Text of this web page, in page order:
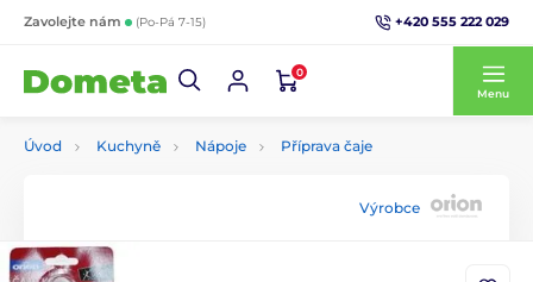
Zavolejte nám (Po-Pá 7-15) +420 555 222 029
0
Menu
Úvod Kuchyně Nápoje Příprava čaje
Výrobce